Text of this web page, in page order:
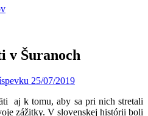
v Šuranoch
25/07/2019
aj k tomu, aby sa pri nich stretali
zážitky. V slovenskej histórii boli